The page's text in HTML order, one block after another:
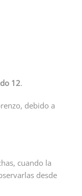
12.
debido a
cuando la
desde